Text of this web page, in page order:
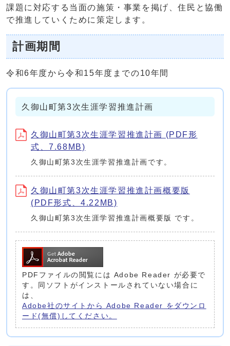
課題に対応する当面の施策・事業を掲げ、住民と協働
で推進していくために策定します。
計画期間
令和6年度から令和15年度までの10年間
久御山町第3次生涯学習推進計画
久御山町第3次生涯学習推進計画 (PDF形
式、7.68MB)
久御山町第3次生涯学習推進計画です。
久御山町第3次生涯学習推進計画概要版
(PDF形式、4.22MB)
久御山町第3次生涯学習推進計画概要版 です。
PDFファイルの閲覧には Adobe Reader が必要で
す。同ソフトがインストールされていない場合に
は、
Adobe社のサイトから Adobe Reader をダウンロ
ード(無償)してください。